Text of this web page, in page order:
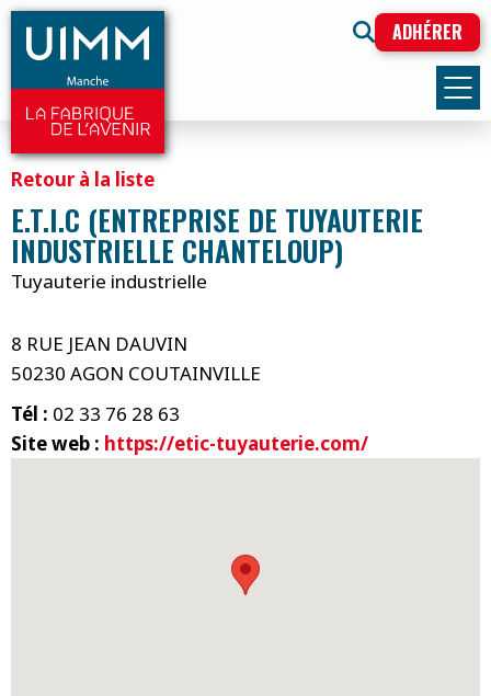
ADHÉRER
Retour à la liste
E.T.I.C (ENTREPRISE DE TUYAUTERIE
INDUSTRIELLE CHANTELOUP)
Tuyauterie industrielle
8 RUE JEAN DAUVIN
50230 AGON COUTAINVILLE
Tél : 02 33 76 28 63
Site web : https://etic-tuyauterie.com/